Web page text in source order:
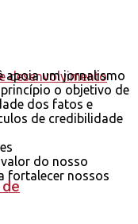
apoia um jornalismo
o objetivo de
dos fatos e
de credibilidade
do nosso
fortalecer nossos